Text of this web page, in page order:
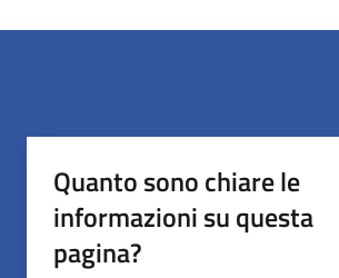
Quanto sono chiare le
informazioni su questa
pagina?